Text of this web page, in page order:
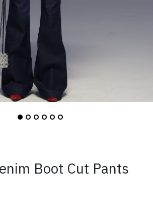
Boot Cut Pants